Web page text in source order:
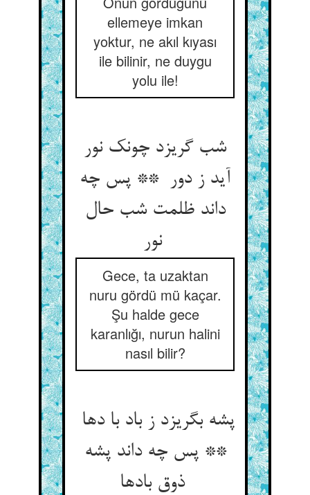
ellemeye imkan
yoktur, ne akıl kıyası
ile bilinir, ne duygu
yolu ile!
شب گریزد چونک نور
آید ز دور ** پس چه
داند ظلمت شب حال
نور
Gece, ta uzaktan
nuru gördü mü kaçar.
Şu halde gece
karanlığı, nurun halini
nasıl bilir?
پشه بگریزد ز باد با دها
** پس چه داند پشه
ذوق بادها